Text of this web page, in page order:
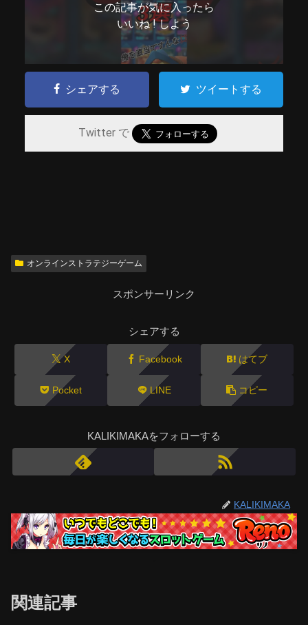
この記事が気に入ったら
いいね ! しよう
シェアする ツイートする
Twitter で
オンラインストラテジーゲーム
スポンサーリンク
シェアする
X Facebook はてブ
Pocket LINE コピー
KALIKIMAKAをフォローする
KALIKIMAKA
関連記事